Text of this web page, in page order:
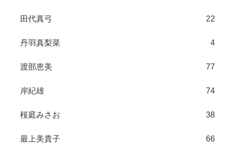
田代真弓 22
丹羽真梨菜 4
渡部恵美 77
岸紀雄 74
桜庭みさお 38
最上美貴子 66